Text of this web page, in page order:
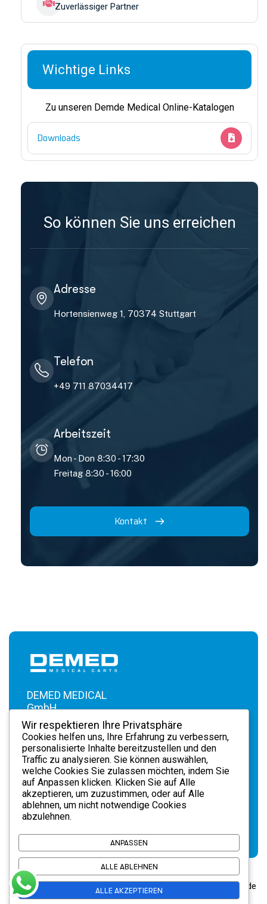
Zuverlässiger Partner
Wichtige Links
Zu unseren Demde Medical Online-Katalogen
Downloads
So können Sie uns erreichen
Adresse
Hortensienweg 1, 70374 Stuttgart
Telefon
+49 711 87034417
Arbeitszeit
Mon - Don 8:30 - 17:30
Freitag 8:30 - 16:00
Kontakt
DEMED MEDICAL
GmbH .
Hortensienweg 1 .
70374 Stuttgart .
info@demedmedical.de
. Tel.+49 711
87034417
© 2026 DEMED MEDICAL GmbH. Alle Rechte vorbehalten. Code
mit Konzept –
Wir respektieren Ihre Privatsphäre
Cookies helfen uns, Ihre Erfahrung zu verbessern,
personalisierte Inhalte bereitzustellen und den
Traffic zu analysieren. Sie können auswählen,
welche Cookies Sie zulassen möchten, indem Sie
auf Anpassen klicken. Klicken Sie auf Alle
akzeptieren, um zuzustimmen, oder auf Alle
ablehnen, um nicht notwendige Cookies
abzulehnen.
ANPASSEN
ALLE ABLEHNEN
ALLE AKZEPTIEREN